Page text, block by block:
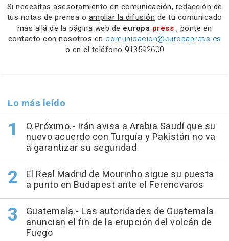
Si necesitas asesoramiento en comunicación, redacción de
tus notas de prensa o ampliar la difusión de tu comunicado
más allá de la página web de europa press , ponte en
contacto con nosotros en comunicacion@europapress.es
o en el teléfono 913592600
Lo más leído
O.Próximo.- Irán avisa a Arabia Saudí que su
nuevo acuerdo con Turquía y Pakistán no va
a garantizar su seguridad
El Real Madrid de Mourinho sigue su puesta
a punto en Budapest ante el Ferencvaros
Guatemala.- Las autoridades de Guatemala
anuncian el fin de la erupción del volcán de
Fuego